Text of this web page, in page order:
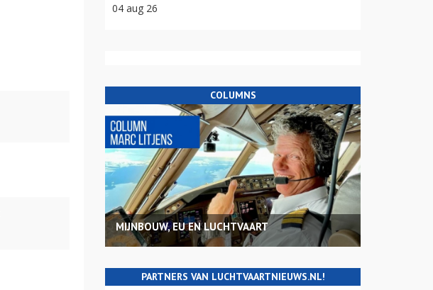
04 aug 26
COLUMNS
MIJNBOUW, EU EN LUCHTVAART
PARTNERS VAN LUCHTVAARTNIEUWS.NL!